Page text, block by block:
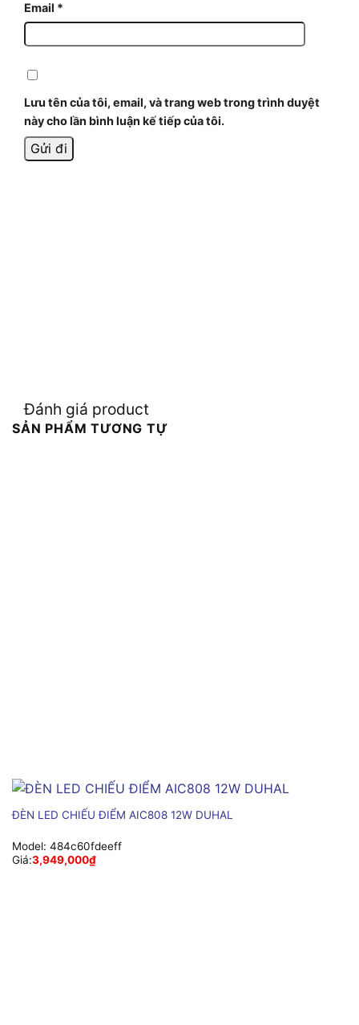
Email *
Lưu tên của tôi, email, và trang web trong trình duyệt
này cho lần bình luận kế tiếp của tôi.
Đánh giá product
SẢN PHẨM TƯƠNG TỰ
ĐÈN LED CHIẾU ĐIỂM AIC808 12W DUHAL
Model: 484c60fdeeff
Giá:3,949,000₫